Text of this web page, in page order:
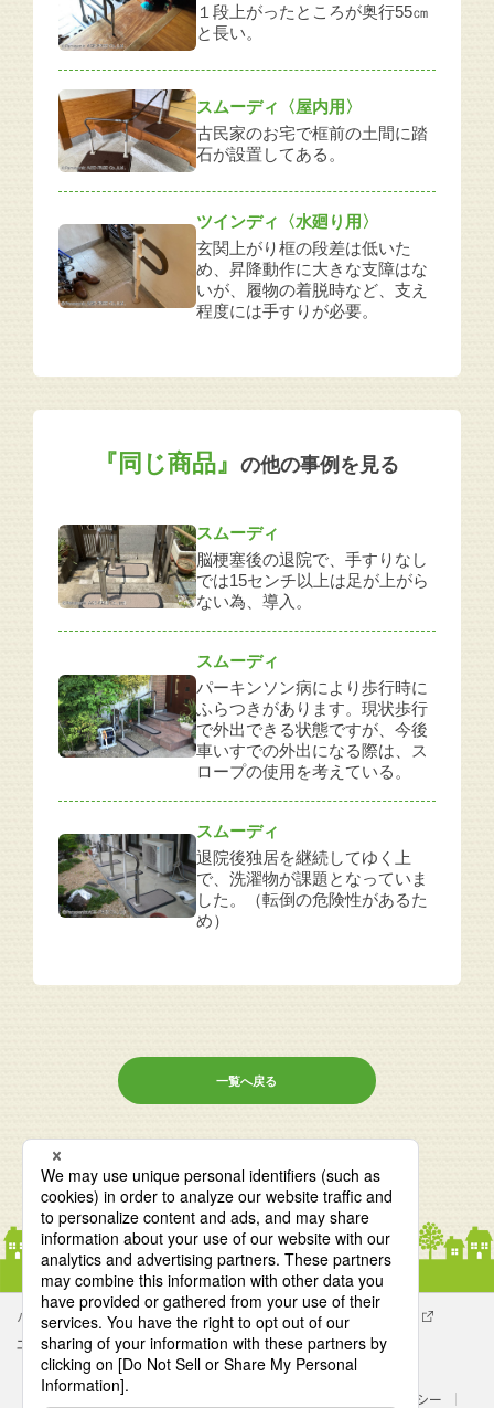
１段上がったところが奥行55㎝
と長い。
スムーディ〈屋内用〉
古民家のお宅で框前の土間に踏
石が設置してある。
ツインディ〈水廻り用〉
玄関上がり框の段差は低いた
め、昇降動作に大きな支障はな
いが、履物の着脱時など、支え
程度には手すりが必要。
『同じ商品』の他の事例を見る
スムーディ
脳梗塞後の退院で、手すりなし
では15センチ以上は足が上がら
ない為、導入。
スムーディ
パーキンソン病により歩行時に
ふらつきがあります。現状歩行
で外出できる状態ですが、今後
車いすでの外出になる際は、ス
ロープの使用を考えている。
スムーディ
退院後独居を継続してゆく上
で、洗濯物が課題となっていま
した。（転倒の危険性があるた
め）
一覧へ戻る
パナソニック企業情報 エイジフリー企業情報
エイジフリーの拠点検索
クッキーポリシー